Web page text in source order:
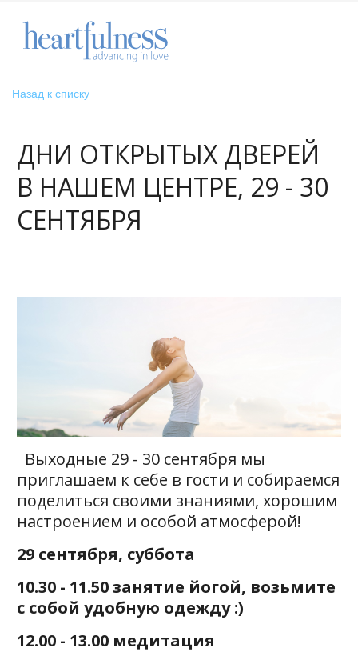
Назад к списку
ДНИ ОТКРЫТЫХ ДВЕРЕЙ
В НАШЕМ ЦЕНТРЕ, 29 - 30
СЕНТЯБРЯ
Выходные 29 - 30 сентября мы
приглашаем к себе в гости и собираемся
поделиться своими знаниями, хорошим
настроением и особой атмосферой!
29 сентября, суббота
10.30 - 11.50 занятие йогой, возьмите
с собой удобную одежду :)
12.00 - 13.00 медитация